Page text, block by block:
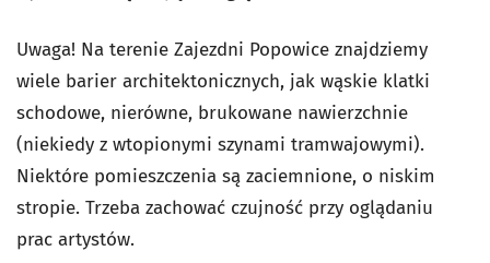
Uwaga! Na terenie Zajezdni Popowice znajdziemy
wiele barier architektonicznych, jak wąskie klatki
schodowe, nierówne, brukowane nawierzchnie
(niekiedy z wtopionymi szynami tramwajowymi).
Niektóre pomieszczenia są zaciemnione, o niskim
stropie. Trzeba zachować czujność przy oglądaniu
prac artystów.